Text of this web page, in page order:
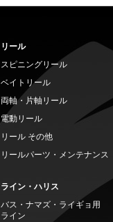
リール
スピニングリール
ベイトリール
両軸・片軸リール
電動リール
リール その他
リールパーツ・メンテナンス
ライン・ハリス
バス・ナマズ・ライギョ用
ライン